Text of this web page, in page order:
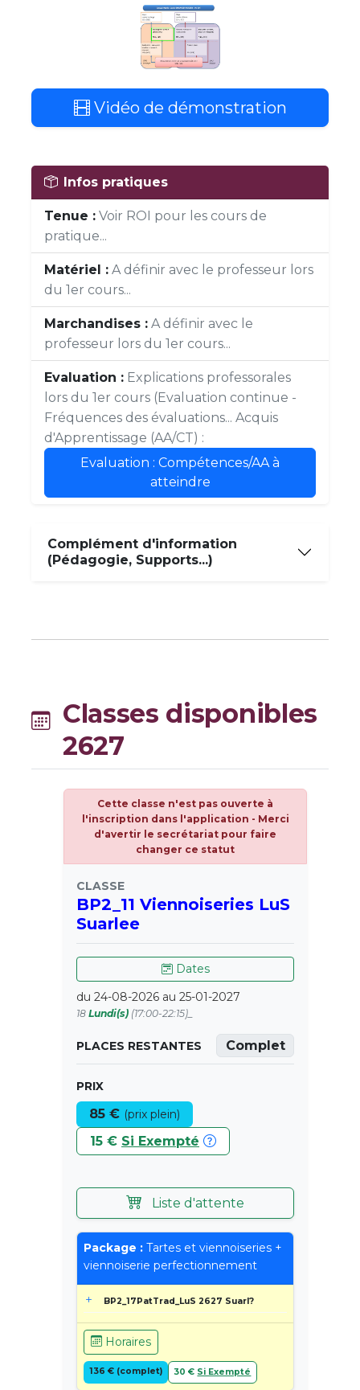
Vidéo de démonstration
Infos pratiques
Tenue : Voir ROI pour les cours de
pratique...
Matériel : A définir avec le professeur lors
du 1er cours...
Marchandises : A définir avec le
professeur lors du 1er cours...
Evaluation : Explications professorales
lors du 1er cours (Evaluation continue -
Fréquences des évaluations... Acquis
d'Apprentissage (AA/CT) :
Evaluation : Compétences/AA à
atteindre
Complément d'information
(Pédagogie, Supports...)
Classes disponibles
2627
Cette classe n'est pas ouverte à
l'inscription dans l'application - Merci
d'avertir le secrétariat pour faire
changer ce statut
CLASSE
BP2_11 Viennoiseries LuS
Suarlee
Dates
du 24-08-2026 au 25-01-2027
18 Lundi(s) (17:00-22:15)_
PLACES RESTANTES Complet
PRIX
85 € (prix plein)
15 € Si Exempté
Liste d'attente
Package : Tartes et viennoiseries +
viennoiserie perfectionnement
BP2_17PatTrad_LuS 2627 Suarl?
Horaires
136 € (complet) 30 € Si Exempté